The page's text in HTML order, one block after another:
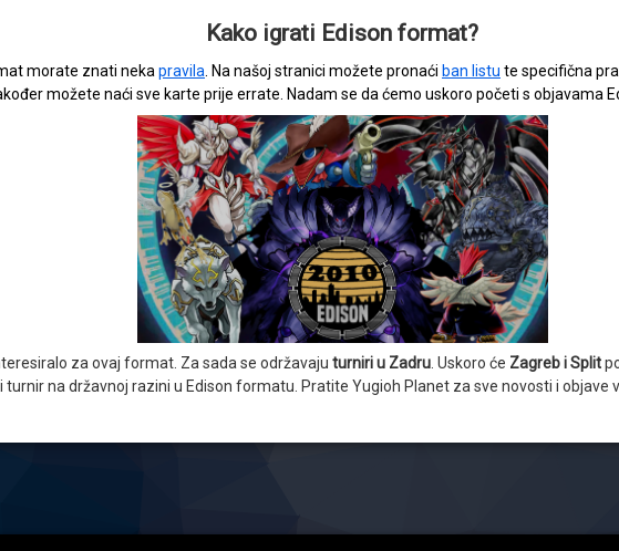
Kako igrati Edison format?
morate znati neka pravila . Na našoj stranici možete pronaći ban listu te specifična
možete naći sve karte prije errate. Nadam se da ćemo uskoro početi s objavama
za ovaj format. Za sada se održavaju turniri u Zadru . Uskoro će Zagreb i Split
turnir na državnoj razini u Edison formatu. Pratite Yugioh Planet za sve novosti i objave